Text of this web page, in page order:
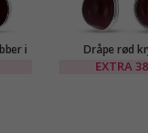
i
Dråpe rød
øredobber i
EXTRA